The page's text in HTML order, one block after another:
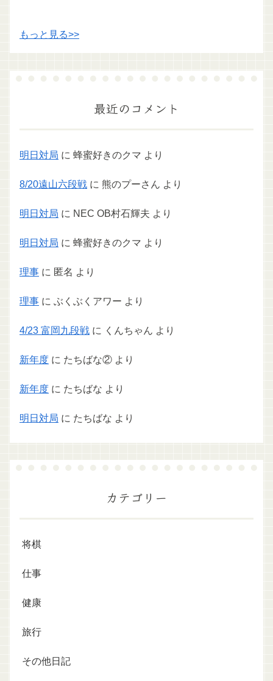
もっと見る>>
最近のコメント
明日対局 に 蜂蜜好きのクマ より
8/20遠山六段戦 に 熊のプーさん より
明日対局 に NEC OB村石輝夫 より
明日対局 に 蜂蜜好きのクマ より
理事 に 匿名 より
理事 に ぶくぶくアワー より
4/23 富岡九段戦 に くんちゃん より
新年度 に たちばな② より
新年度 に たちばな より
明日対局 に たちばな より
カテゴリー
将棋
仕事
健康
旅行
その他日記